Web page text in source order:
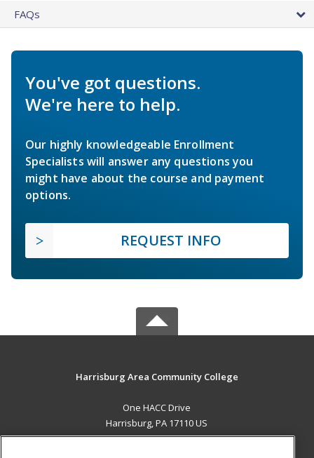
FAQs
You've got questions.
We're here to help.
Our highly knowledgeable Enrollment
Specialists will answer any questions you
might have about the course and payment
options.
REQUEST INFO
Harrisburg Area Community College
One HACC Drive
Harrisburg, PA 17110 US